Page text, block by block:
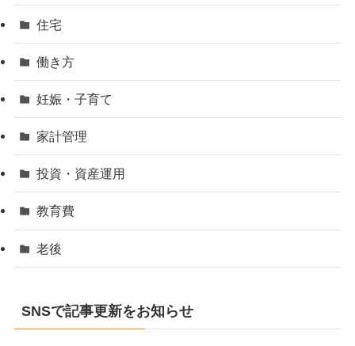
住宅
働き方
妊娠・子育て
家計管理
投資・資産運用
教育費
老後
SNSで記事更新をお知らせ